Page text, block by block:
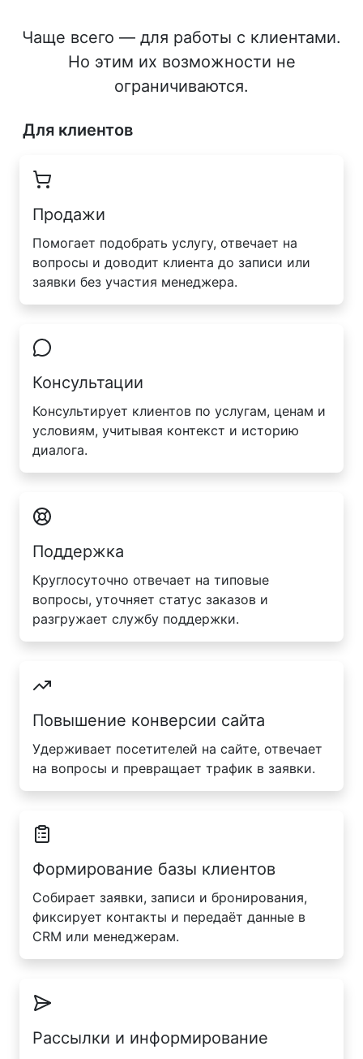
Чаще всего — для работы с клиентами.
Но этим их возможности не
ограничиваются.
Для клиентов
Продажи
Помогает подобрать услугу, отвечает на
вопросы и доводит клиента до записи или
заявки без участия менеджера.
Консультации
Консультирует клиентов по услугам, ценам и
условиям, учитывая контекст и историю
диалога.
Поддержка
Круглосуточно отвечает на типовые
вопросы, уточняет статус заказов и
разгружает службу поддержки.
Повышение конверсии сайта
Удерживает посетителей на сайте, отвечает
на вопросы и превращает трафик в заявки.
Формирование базы клиентов
Собирает заявки, записи и бронирования,
фиксирует контакты и передаёт данные в
CRM или менеджерам.
Рассылки и информирование